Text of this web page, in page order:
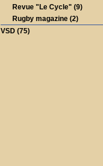
Revue "Le Cycle" (9)
Rugby magazine (2)
VSD (75)